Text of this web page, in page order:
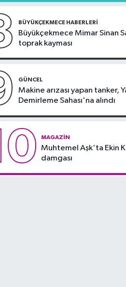
BÜYÜKÇEKMECE HABERLERI
Büyükçekmece Mimar Sinan
toprak kayması
GÜNCEL
Makine arızası yapan tanker,
Demirleme Sahası'na alındı
MAGAZIN
Muhtemel Aşk'ta Ekin
damgası